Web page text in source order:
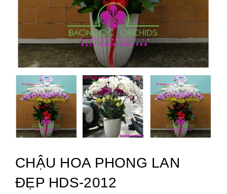
CHẬU HOA PHONG LAN
ĐẸP HDS-2012